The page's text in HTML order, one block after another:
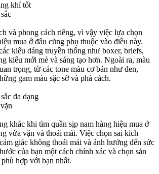
khí tốt
và phong cách riêng, vì vậy việc lựa chọn
mua ở đâu cũng phụ thuộc vào điều này.
kiểu dáng truyền thống như boxer, briefs,
kiểu mới mẻ và sáng tạo hơn. Ngoài ra, màu
trọng, từ các tone màu cơ bản như đen,
gam màu sặc sỡ và phá cách.
đa dạng
khác khi tìm quần sịp nam hàng hiệu mua ở
vừa vặn và thoải mái. Việc chọn sai kích
giác không thoải mái và ảnh hưởng đến sức
của bạn một cách chính xác và chọn sản
hợp với bạn nhất.